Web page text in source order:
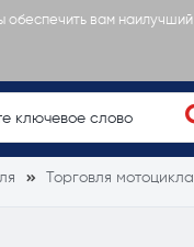
обеспечить вам
Торговля